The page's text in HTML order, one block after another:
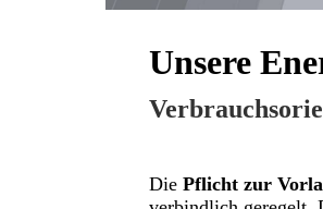
Unsere
Die Pflicht zur